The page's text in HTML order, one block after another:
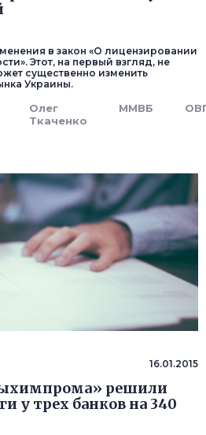
в закон «О лицензировании
Этот, на первый взгляд, не
существенно изменить
Украины.
Олег
Ткаченко
ММВБ
16.01.2015
решили
у трех банков на 340